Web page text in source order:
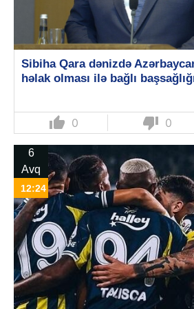
Sibiha Qara dənizdə
həlak olması ilə bağlı
thumb_up 0 thumb_down 0
6
Avq
12:24